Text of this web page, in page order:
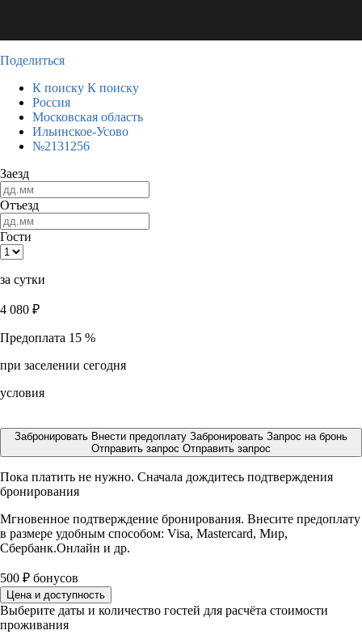
Поделиться
К поиску К поиску
Россия
Московская область
Ильинское-Усово
№2131256
Заезд
Отъезд
Гости
за сутки
4 080 ₽
Предоплата 15 %
при заселении сегодня
условия
Забронировать Внести предоплату Забронировать Запрос на бронь
Отправить запрос Отправить запрос
Пока платить не нужно. Сначала дождитесь подтверждения
бронирования
Мгновенное подтверждение бронирования. Внесите предоплату
в размере удобным способом: Visa, Mastercard, Мир,
Сбербанк.Онлайн и др.
500 ₽ бонусов
Цена и доступность
Выберите даты и количество гостей для расчёта стоимости
проживания